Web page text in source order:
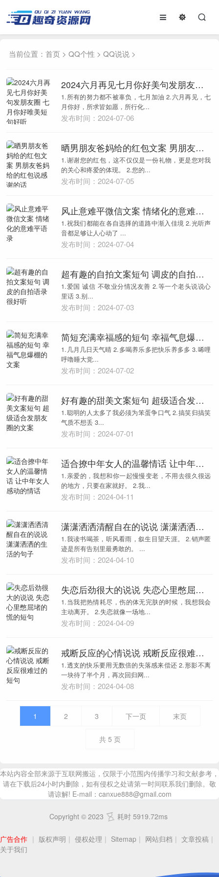
当前位置：首页 >QQ个性 >QQ说说 >
2024六月再见七月你好美句发朋友圈 七月你好唯美短句好听
1.所有的努力都不被辜负，七月加油 2.六月再见，七
月你好，所求皆如愿，所行化...
发布时间：2024-07-06
晒男朋友爸妈给的红包文案 男朋友爸妈给的红包说感谢的话
1.谢谢您的红包，这不仅仅是一份礼物，更是您对我
的关心和疼爱的体现。 2.您的...
发布时间：2024-07-05
风止意难平微信文案 情绪化的意难平语录
1.祝我们都能在各自选择的道路中渐入佳境 2.光听声
音都足够让人心动了 ...
发布时间：2024-07-04
超有趣的自拍文案短句 调皮的自拍语录很好听
1.爱国 诚信 不敬业分情况友善 2.等一个老头说说心
里话 3.别...
发布时间：2024-07-03
简短充满幸福感的短句 幸福气息爆棚的文案
1.几月几日天气晴 2.多喝养乐多把快乐养多多 3.唏哩
呼噜睡大觉...
发布时间：2024-07-02
好有趣的甜美文案短句 超级适合发朋友圈的文案
1.聪明的人太多了我必须为笨蛋争口气 2.搞笑归搞笑
气质不想丢 3...
发布时间：2024-07-01
适合撩中年女人的温馨情话 让中年女人感动的情话
1.亲爱的，我想和你一起慢慢变老，不用去很久很远
的地方，只要在家就好。 2.我...
发布时间：2024-04-11
潇潇洒洒清醒自在的说说 潇潇洒洒的生活的句子
1.我读书喝茶，听风看雨，叙生目望天涯。 2.销声匿
迹是所有告别里最勇敢的。 ...
发布时间：2024-04-10
失恋后劲很大的说说 失恋心里憋屈堵的慌的短句
1.当我把热情耗尽，伤的体无完肤的时候，我想我会
主动离开。 2.失恋就像一场地...
发布时间：2024-04-09
戒断反应的心情说说 戒断反应很难过的短句
1.透支的快乐要用无数倍的失落感来偿还 2.形影不离
一块待了半个月，再次回归网...
发布时间：2024-04-08
1 2 3 下一页 末页
共 5 页
本站内容全部来源于互联网搬运，仅限于小范围内传播学习和文献参考，
请在下载后24小时内删除，如有侵权之处请第一时间联系我们删除。敬
请谅解! E-mail：canxue888@gmail.com
Copyright © 2023 耗时 5919.72ms
广告合作 | 版权声明 | 侵权处理 | Sitemap | 网站归档 | 文章投稿 |
关于我们